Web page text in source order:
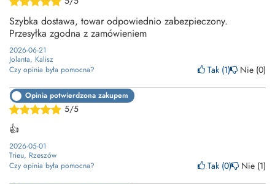
Szybka dostawa, towar odpowiednio zabezpieczony.
Przesyłka zgodna z zamówieniem
2026-06-21
Jolanta, Kalisz
Czy opinia była pomocna?
Tak 1 Nie 0
5/5
Opinia potwierdzona zakupem
👍
2026-05-01
Trieu, Rzeszów
Czy opinia była pomocna?
Tak 0 Nie 1